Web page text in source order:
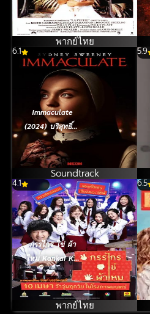
แสนสวย [ซับไทย]
พากย์ไทย
6.1
Immaculate
(2024) บริสุทธิ์ผุด
ปีศาจ
Soundtrack
5.9
4.1
กรรไกร ไข่ ผ้า
ไหม Kankai Kai
Pamai (2014)
พากย์ไทย
6.5